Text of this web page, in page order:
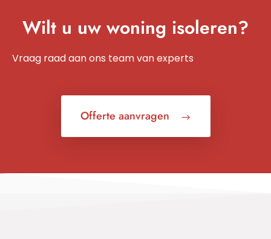
Wilt u uw woning isoleren?
Vraag raad aan ons team van experts
Offerte aanvragen